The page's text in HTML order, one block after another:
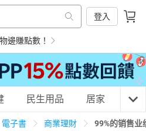
登入
邊賺點數！
民生用品 居家 3C
電子書 商業理財 99%的销售业